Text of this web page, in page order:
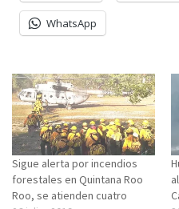
WhatsApp
Sigue alerta por incendios
forestales en Quintana Roo
Roo, se atienden cuatro